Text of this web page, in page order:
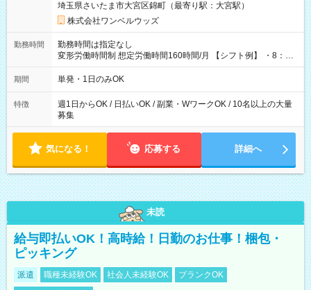
埼玉県さいたま市大宮区錦町（最寄り駅：大宮駅）
株式会社ワンベルウッズ
勤務時間
勤務時間は指定なし
変形労働時間制 想定労働時間160時間/月 【シフト例】 ・8：00
～21：00
期間 単発・1日のみOK
特徴
週1日からOK / 日払いOK / 副業・WワークOK / 10名以上の大量
募集
気になる！ 応募する 詳細へ
未読
給与即払いOK！高時給！日勤のお仕事！梱包・
ピッキング
派遣 職種未経験OK 社会人未経験OK
ブランクOK